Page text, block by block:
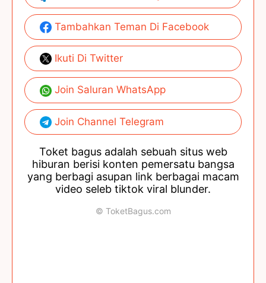
Tambahkan Teman Di Facebook
Ikuti Di Twitter
Join Saluran WhatsApp
Join Channel Telegram
Toket bagus adalah sebuah situs web
hiburan berisi konten pemersatu bangsa
yang berbagi asupan link berbagai macam
video seleb tiktok viral blunder.
© ToketBagus.com